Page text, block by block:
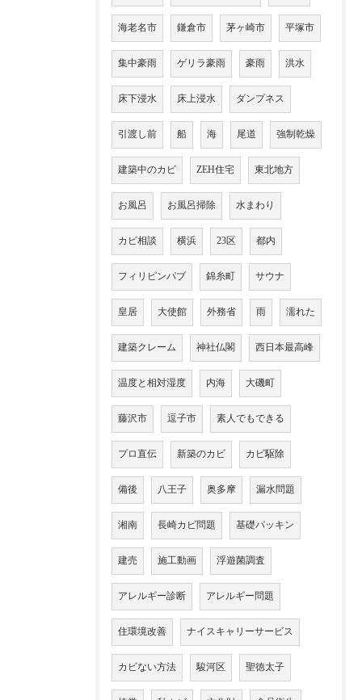
海老名市 鎌倉市 茅ヶ崎市 平塚市
集中豪雨 ゲリラ豪雨 豪雨 洪水
床下浸水 床上浸水 ダンプネス
引渡し前 船 海 尾道 強制乾燥
建築中のカビ ZEH住宅 東北地方
お風呂 お風呂掃除 水まわり
カビ相談 横浜 23区 都内
フィリピンパブ 錦糸町 サウナ
皇居 大使館 外務省 雨 濡れた
建築クレーム 神社仏閣 西日本最高峰
温度と相対湿度 内海 大磯町
藤沢市 逗子市 素人でもできる
プロ直伝 新築のカビ カビ駆除
備後 八王子 奥多摩 漏水問題
湘南 長崎カビ問題 基礎パッキン
建売 施工動画 浮遊菌調査
アレルギー診断 アレルギー問題
住環境改善 ナイスキャリーサービス
カビない方法 駿河区 聖徳太子